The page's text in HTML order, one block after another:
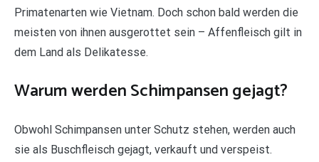
Primatenarten wie Vietnam. Doch schon bald werden die
meisten von ihnen ausgerottet sein – Affenfleisch gilt in
dem Land als Delikatesse.
Warum werden Schimpansen gejagt?
Obwohl Schimpansen unter Schutz stehen, werden auch
sie als Buschfleisch gejagt, verkauft und verspeist.